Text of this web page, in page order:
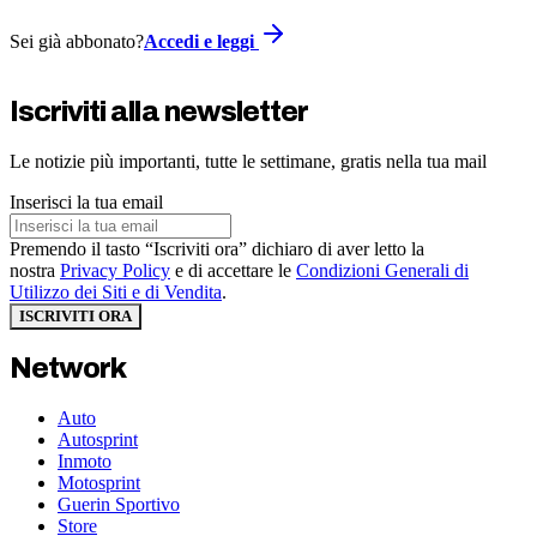
Sei già abbonato?Accedi e leggi
Iscriviti alla newsletter
Le notizie più importanti, tutte le settimane, gratis nella tua mail
Inserisci la tua email
Premendo il tasto “Iscriviti ora” dichiaro di aver letto la
nostra Privacy Policy e di accettare le Condizioni Generali di
Utilizzo dei Siti e di Vendita.
ISCRIVITI ORA
Network
Auto
Autosprint
Inmoto
Motosprint
Guerin Sportivo
Store